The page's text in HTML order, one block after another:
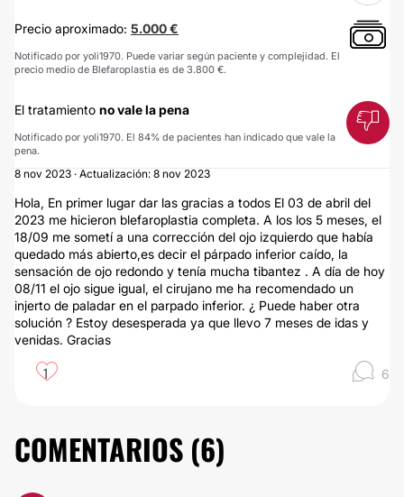
Precio aproximado: 5.000 €
Notificado por yoli1970. Puede variar según paciente y complejidad. El
precio medio de Blefaroplastia es de 3.800 €.
El tratamiento no vale la pena
Notificado por yoli1970. El 84% de pacientes han indicado que vale la
pena.
8 nov 2023 · Actualización: 8 nov 2023
Hola, En primer lugar dar las gracias a todos El 03 de abril del
2023 me hicieron blefaroplastia completa. A los los 5 meses, el
18/09 me sometí a una corrección del ojo izquierdo que había
quedado más abierto,es decir el párpado inferior caído, la
sensación de ojo redondo y tenía mucha tibantez . A día de hoy
08/11 el ojo sigue igual, el cirujano me ha recomendado un
injerto de paladar en el parpado inferior. ¿ Puede haber otra
solución ? Estoy desesperada ya que llevo 7 meses de idas y
venidas. Gracias
1 6
COMENTARIOS (6)